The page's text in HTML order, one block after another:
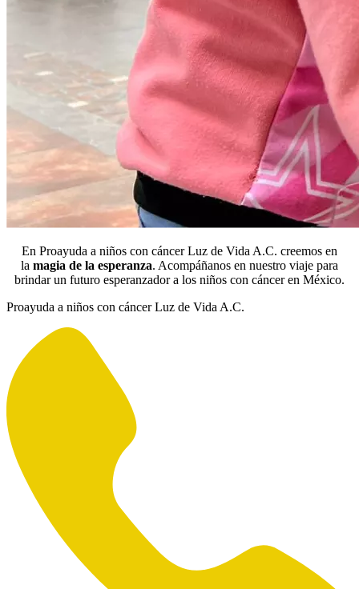
En Proayuda a niños con cáncer Luz de Vida A.C. creemos en
la magia de la esperanza. Acompáñanos en nuestro viaje para
brindar un futuro esperanzador a los niños con cáncer en México.
Proayuda a niños con cáncer Luz de Vida A.C.